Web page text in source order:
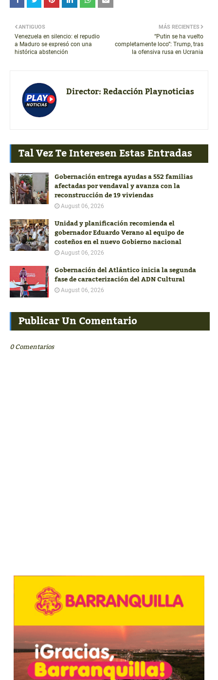
MÁS RECIENTES
“Putin se ha vuelto
completamente loco”: Trump, tras
la ofensiva rusa en Ucrania
ANTIGUOS
Venezuela en silencio: el repudio
a Maduro se expresó con una
histórica abstención
Director:Redacción Playnoticias
Tal Vez Te Interesen Estas Entradas
Gobernación entrega ayudas a 552 familias
afectadas por vendaval y avanza con la
reconstrucción de 19 viviendas
August 06, 2026
Unidad y planificación recomienda el
gobernador Eduardo Verano al equipo de
costeños en el nuevo Gobierno nacional
August 06, 2026
Gobernación del Atlántico inicia la segunda
fase de caracterización del ADN Cultural
August 06, 2026
Publicar Un Comentario
0 Comentarios